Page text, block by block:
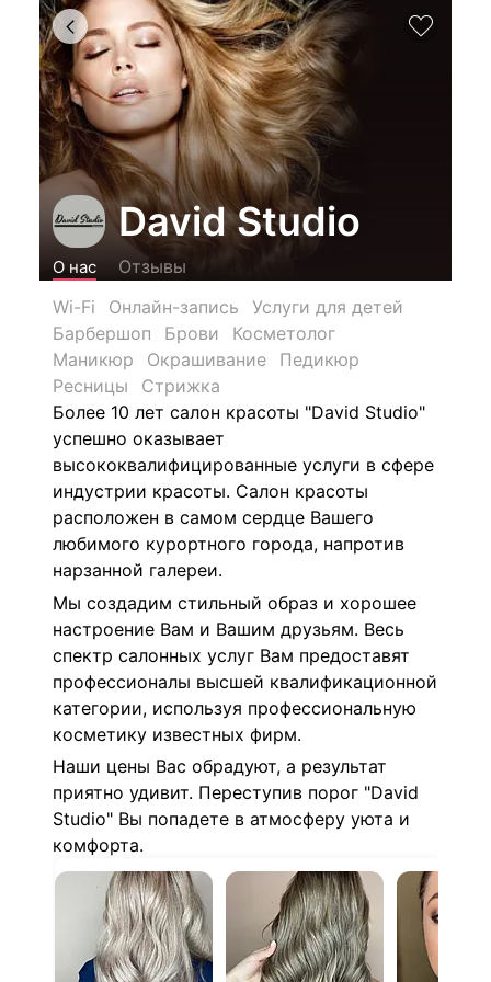
David Studio
О нас
Отзывы
Wi-Fi
Онлайн-запись
Услуги для детей
Барбершоп
Брови
Косметолог
Маникюр
Окрашивание
Педикюр
Ресницы
Стрижка
Более 10 лет салон красоты "David Studio"
успешно оказывает
высококвалифицированные услуги в сфере
индустрии красоты. Салон красоты
расположен в самом сердце Вашего
любимого курортного города, напротив
нарзанной галереи.
Мы создадим стильный образ и хорошее
настроение Вам и Вашим друзьям. Весь
спектр салонных услуг Вам предоставят
профессионалы высшей квалификационной
категории, используя профессиональную
косметику известных фирм.
Наши цены Вас обрадуют, а результат
приятно удивит. Переступив порог "David
Studio" Вы попадете в атмосферу уюта и
комфорта.